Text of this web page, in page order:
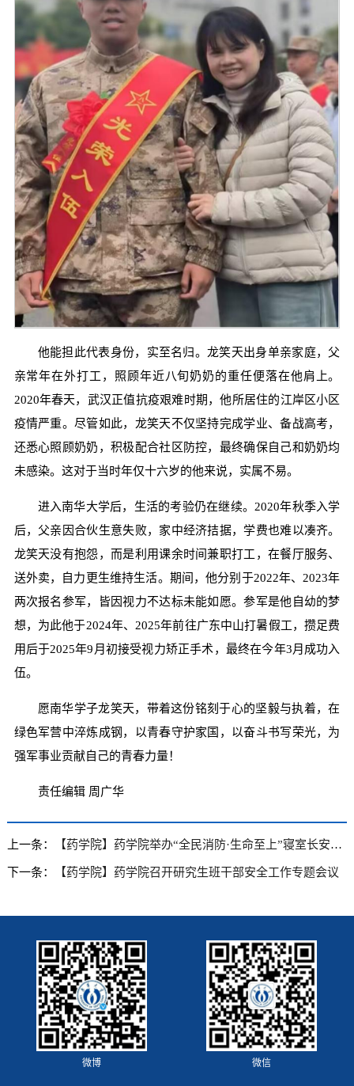
他能担此代表身份，实至名归。龙笑天出身单亲家庭，父
亲常年在外打工，照顾年近八旬奶奶的重任便落在他肩上。
2020年春天，武汉正值抗疫艰难时期，他所居住的江岸区小区
疫情严重。尽管如此，龙笑天不仅坚持完成学业、备战高考，
还悉心照顾奶奶，积极配合社区防控，最终确保自己和奶奶均
未感染。这对于当时年仅十六岁的他来说，实属不易。
进入南华大学后，生活的考验仍在继续。2020年秋季入学
后，父亲因合伙生意失败，家中经济拮据，学费也难以凑齐。
龙笑天没有抱怨，而是利用课余时间兼职打工，在餐厅服务、
送外卖，自力更生维持生活。期间，他分别于2022年、2023年
两次报名参军，皆因视力不达标未能如愿。参军是他自幼的梦
想，为此他于2024年、2025年前往广东中山打暑假工，攒足费
用后于2025年9月初接受视力矫正手术，最终在今年3月成功入
伍。
愿南华学子龙笑天，带着这份铭刻于心的坚毅与执着，在
绿色军营中淬炼成钢，以青春守护家国，以奋斗书写荣光，为
强军事业贡献自己的青春力量！
责任编辑 周广华
上一条： 【药学院】药学院举办“全民消防·生命至上”寝室长安全工作会议
下一条： 【药学院】药学院召开研究生班干部安全工作专题会议
微博 微信